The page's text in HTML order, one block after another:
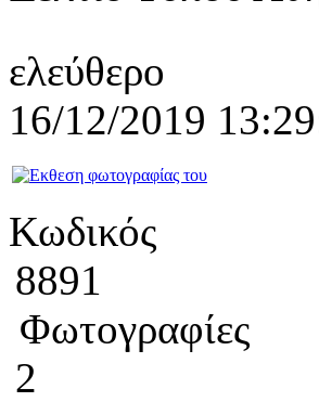
ελεύθερο
16/12/2019
Κωδικός
8891
Φωτογραφίες
2